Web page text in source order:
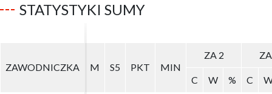
STATYSTYKI SUMY
ZAWODNICZKA M S5 PKT MIN
ZA 2
C W % C
ZAWODNICZKA M S5 PKT MIN
ZA 2
C W % C